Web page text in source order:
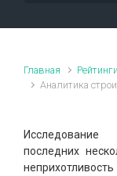
Главная
Аналитика
последних